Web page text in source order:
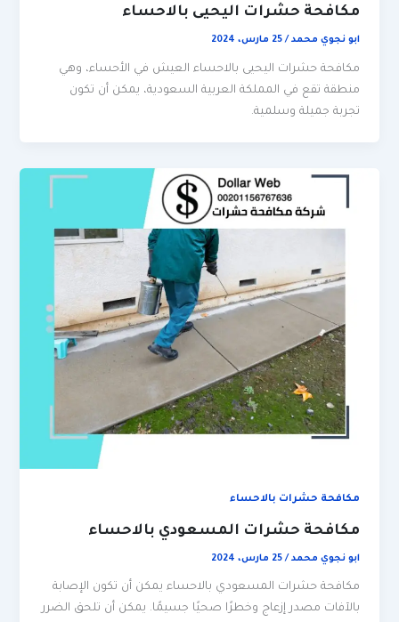
مكافحة حشرات اليحيى بالاحساء
ابو نجوي محمد/25 مارس، 2024
مكافحة حشرات اليحيى بالاحساء العيش في الأحساء، وهي
منطقة تقع في المملكة العربية السعودية، يمكن أن تكون
تجربة جميلة وسلمية.
مكافحة حشرات بالاحساء
مكافحة حشرات المسعودي بالاحساء
ابو نجوي محمد/25 مارس، 2024
مكافحة حشرات المسعودي بالاحساء يمكن أن تكون الإصابة
بالآفات مصدر إزعاج وخطرًا صحيًا جسيمًا. يمكن أن تلحق الضرر